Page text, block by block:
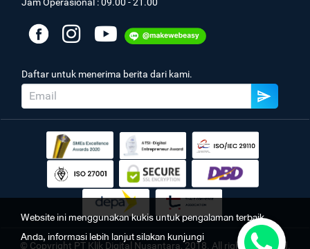
Daftar untuk menerima berita dari kami.
© Copyright PT Klik Digital Nusantara, 2018. All rights reserved.
Website ini menggunakan kukis untuk pengalaman terbaik
Anda, informasi lebih lanjut silakan kunjungi